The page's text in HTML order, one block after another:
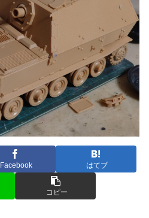
Facebook はてブ
コピー